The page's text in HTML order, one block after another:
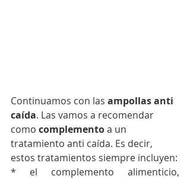
Continuamos con las ampollas anti
caída. Las vamos a recomendar
como complemento a un
tratamiento anti caída. Es decir,
estos tratamientos siempre incluyen: